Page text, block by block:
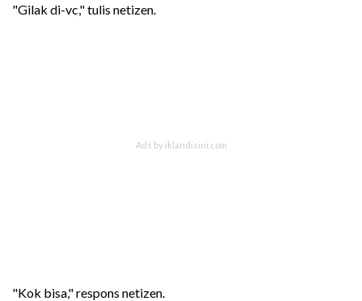
"Gilak di-vc," tulis netizen.
"Kok bisa," respons netizen.